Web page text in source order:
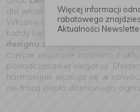
dla włoskiego stylu życia –
Właśnie ta filozofia przenika
każdy kieliszek i każdą filiżankę.
designu z funkcjonalnością to
czerpie inspiracje zarówno z
ponadczasowej elegancji.
harmonijnie wpisują się w
nie tracą ciepła domowego
Więcej informacji
rabatowego
Aktualności